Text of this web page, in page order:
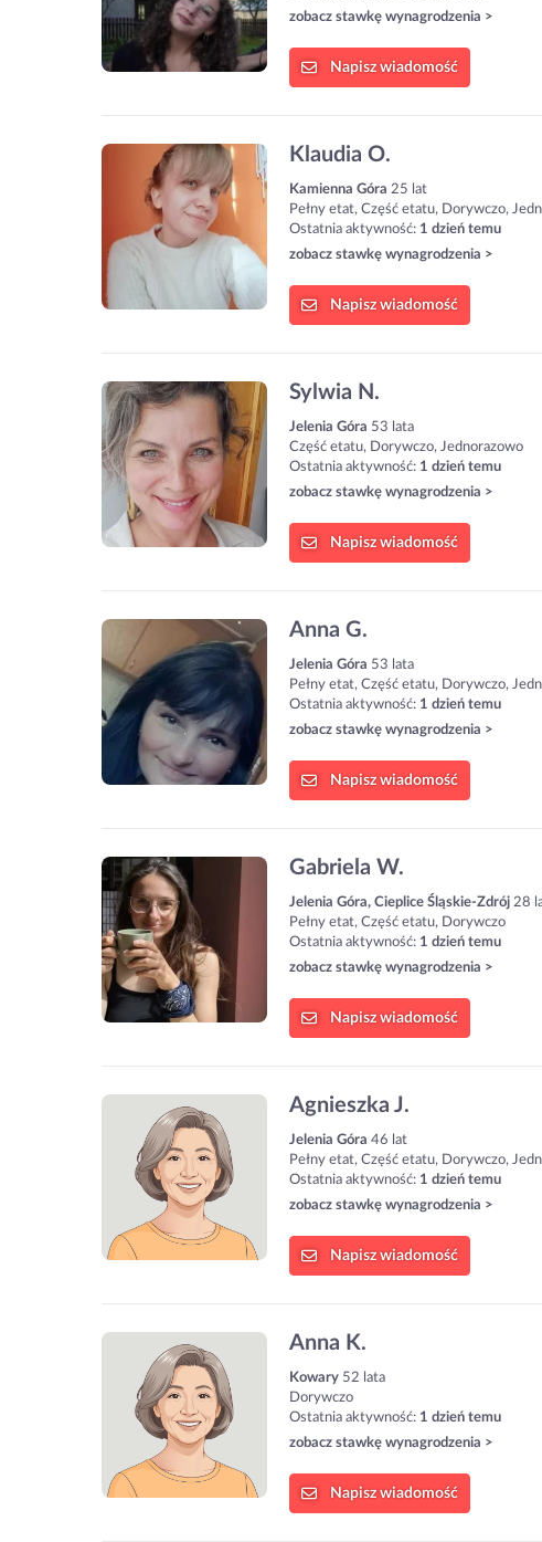
zobacz stawkę wynagrodzenia >
Napisz wiadomość
Klaudia O.
Kamienna Góra 25 lat
Pełny etat, Część etatu, Dorywczo,
Ostatnia aktywność: 1 dzień temu
zobacz stawkę wynagrodzenia >
Napisz wiadomość
Sylwia N.
Jelenia Góra 53 lata
Część etatu, Dorywczo, Jednorazowo
Ostatnia aktywność: 1 dzień temu
zobacz stawkę wynagrodzenia >
Napisz wiadomość
Anna G.
Jelenia Góra 53 lata
Pełny etat, Część etatu, Dorywczo,
Ostatnia aktywność: 1 dzień temu
zobacz stawkę wynagrodzenia >
Napisz wiadomość
Gabriela W.
Jelenia Góra, Cieplice Śląskie-Zdrój 28
Pełny etat, Część etatu, Dorywczo
Ostatnia aktywność: 1 dzień temu
zobacz stawkę wynagrodzenia >
Napisz wiadomość
Agnieszka J.
Jelenia Góra 46 lat
Pełny etat, Część etatu, Dorywczo,
Ostatnia aktywność: 1 dzień temu
zobacz stawkę wynagrodzenia >
Napisz wiadomość
Anna K.
Kowary 52 lata
Dorywczo
Ostatnia aktywność: 1 dzień temu
zobacz stawkę wynagrodzenia >
Napisz wiadomość